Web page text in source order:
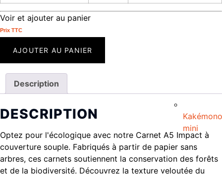
Kakémono
mini
Voir et ajouter au panier
Prix ​​TTC
AJOUTER AU PANIER
Description
DESCRIPTION
Optez pour l'écologique avec notre Carnet A5 Impact à
couverture souple. Fabriqués à partir de papier sans
arbres, ces carnets soutiennent la conservation des forêts
et de la biodiversité. Découvrez la texture veloutée du